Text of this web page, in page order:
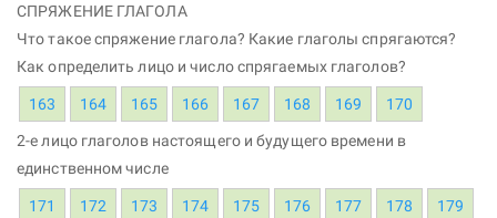
СПРЯЖЕНИЕ ГЛАГОЛА
Что такое спряжение глагола? Какие глаголы спрягаются?
Как определить лицо и число спрягаемых глаголов?
163 164 165 166 167 168 169 170
2-е лицо глаголов настоящего и будущего времени в
единственном числе
171 172 173 174 175 176 177 178 179